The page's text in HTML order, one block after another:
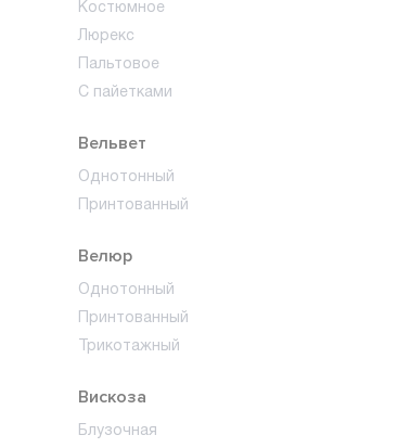
Костюмное
Люрекс
Пальтовое
С пайетками
Вельвет
Однотонный
Принтованный
Велюр
Однотонный
Принтованный
Трикотажный
Вискоза
Блузочная